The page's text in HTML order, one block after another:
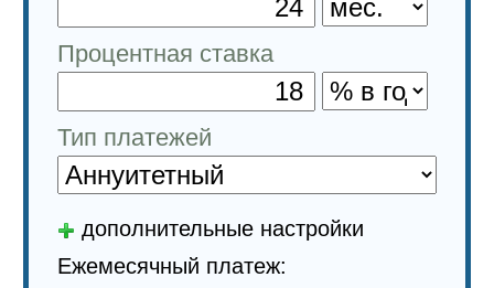
Процентная ставка
Тип платежей
дополнительные настройки
Ежемесячный платеж: